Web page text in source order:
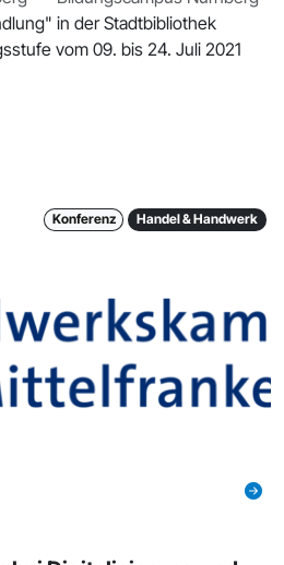
in der Stadtbibliothek
vom 09. bis 24. Juli 2021
Konferenz Handel & Handwerk